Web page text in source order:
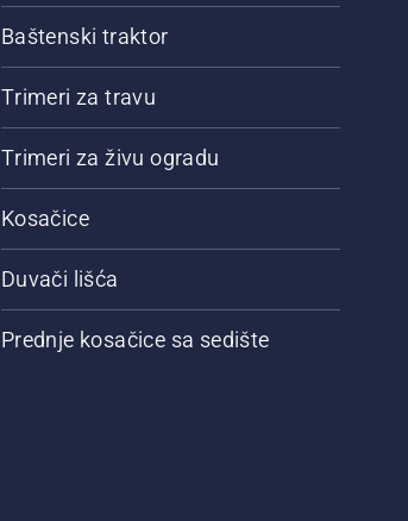
Baštenski traktor
Trimeri za travu
Trimeri za živu ogradu
Kosačice
Duvači lišća
Prednje kosačice sa sedište